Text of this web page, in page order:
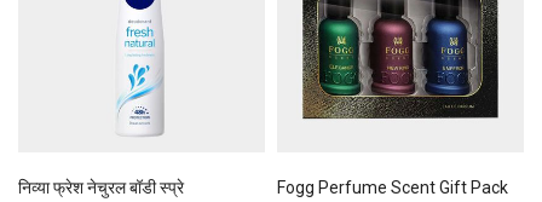
निव्या फ्रेश नेचुरल बॉडी स्प्रे Fogg Perfume Scent Gift Pack